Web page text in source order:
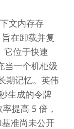
文内存存
在卸载并复
它位于快速
当一个机柜级
期记忆。英伟
生成的令牌
提高 5 倍，
准尚未公开